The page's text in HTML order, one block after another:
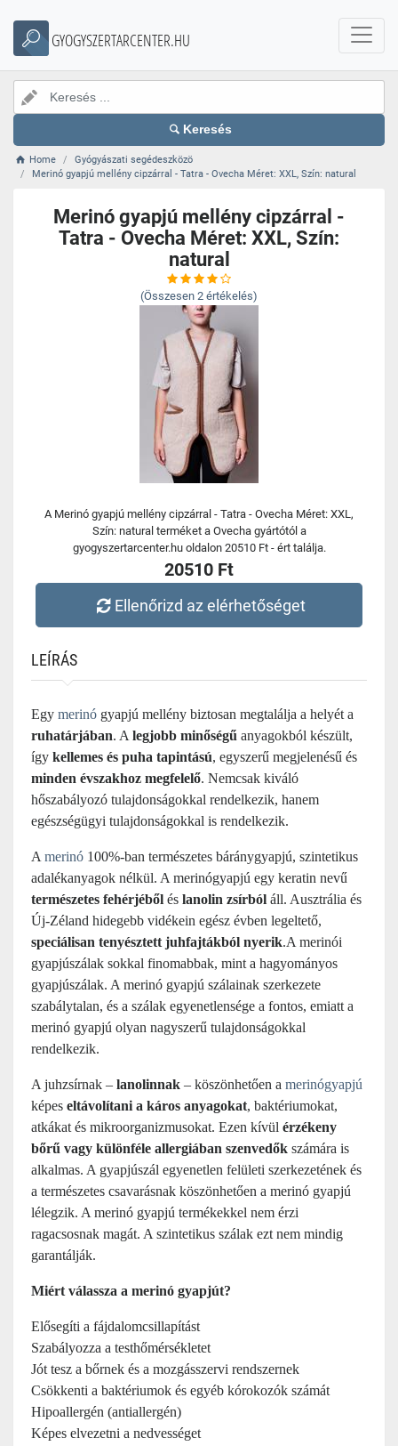
GYOGYSZERTARCENTER.HU
Keresés
Home
Gyógyászati segédeszközö
Merinó gyapjú mellény cipzárral - Tatra - Ovecha Méret: XXL, Szín: natural
Merinó gyapjú mellény cipzárral -
Tatra - Ovecha Méret: XXL, Szín:
natural
(Összesen 2 értékelés)
A Merinó gyapjú mellény cipzárral - Tatra - Ovecha Méret: XXL,
Szín: natural terméket a Ovecha gyártótól a
gyogyszertarcenter.hu oldalon 20510 Ft - ért találja.
20510 Ft
Ellenőrizd az elérhetőséget
LEÍRÁS
Egy merinó gyapjú mellény biztosan megtalálja a helyét a
ruhatárjában. A legjobb minőségű anyagokból készült,
így kellemes és puha tapintású, egyszerű megjelenésű és
minden évszakhoz megfelelő. Nemcsak kiváló
hőszabályozó tulajdonságokkal rendelkezik, hanem
egészségügyi tulajdonságokkal is rendelkezik.
A merinó 100%-ban természetes báránygyapjú, szintetikus
adalékanyagok nélkül. A merinógyapjú egy keratin nevű
természetes fehérjéből és lanolin zsírból áll. Ausztrália és
Új-Zéland hidegebb vidékein egész évben legeltető,
speciálisan tenyésztett juhfajtákból nyerik.A merinói
gyapjúszálak sokkal finomabbak, mint a hagyományos
gyapjúszálak. A merinó gyapjú szálainak szerkezete
szabálytalan, és a szálak egyenetlensége a fontos, emiatt a
merinó gyapjú olyan nagyszerű tulajdonságokkal
rendelkezik.
A juhzsírnak – lanolinnak – köszönhetően a merinógyapjú
képes eltávolítani a káros anyagokat, baktériumokat,
atkákat és mikroorganizmusokat. Ezen kívül érzékeny
bőrű vagy különféle allergiában szenvedők számára is
alkalmas. A gyapjúszál egyenetlen felületi szerkezetének és
a természetes csavarásnak köszönhetően a merinó gyapjú
lélegzik. A merinó gyapjú termékekkel nem érzi
ragacsosnak magát. A szintetikus szálak ezt nem mindig
garantálják.
Miért válassza a merinó gyapjút?
Elősegíti a fájdalomcsillapítást
Szabályozza a testhőmérsékletet
Jót tesz a bőrnek és a mozgásszervi rendszernek
Csökkenti a baktériumok és egyéb kórokozók számát
Hipoallergén (antiallergén)
Képes elvezetni a nedvességet